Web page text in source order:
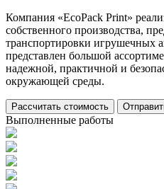
Компания «EcoPack Print»
собственного производства,
транспортировки игрушечных
представлен большой
надежной, практичной и
окружающей среды.
Рассчитать стоимость
Выполненные работы